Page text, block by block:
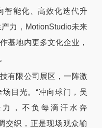
智能化、高效化迭代升
力，MotionStudio未来
基地内更多文化企业，
有限公司展区，一阵激
目光。“冲向球门，吴
，不负每滴汗水奔
交织，正是现场观众输